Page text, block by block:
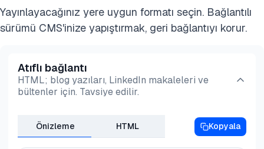
Yayınlayacağınız yere uygun formatı seçin. Bağlantılı
sürümü CMS'inize yapıştırmak, geri bağlantıyı korur.
Atıflı bağlantı
HTML; blog yazıları, LinkedIn makaleleri ve
bültenler için. Tavsiye edilir.
Önizleme HTML Kopyala